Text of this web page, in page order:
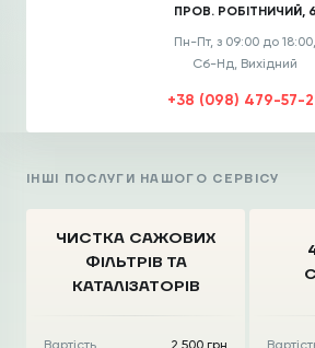
ПРОВ. РОБІТНИЧИЙ, 6
Пн-Пт, з 09:00 до 18:00,
Сб-Нд, Вихідний
+38 (098) 479-57-
ІНШІ ПОСЛУГИ НАШОГО СЕРВІСУ
ЧИСТКА CАЖОВИХ
ФІЛЬТРІВ ТА
КАТАЛІЗАТОРІВ
Вартість 2 500 грн